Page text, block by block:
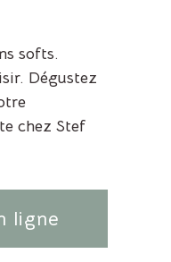
softs.
Dégustez
chez Stef
ligne